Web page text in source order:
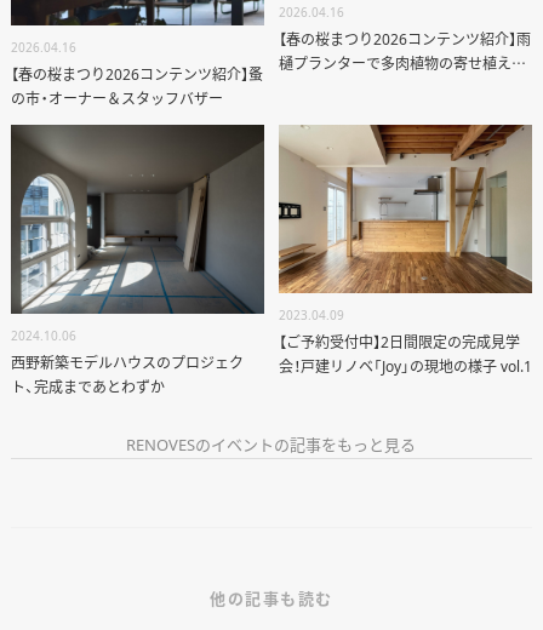
2026.04.16
【春の桜まつり2026コンテンツ紹介】蚤
の市・オーナー＆スタッフバザー
2026.04.16
【春の桜まつり2026コンテンツ紹介】雨
樋プランターで多肉植物の寄せ植え体
2024.10.06
西野新築モデルハウスのプロジェク
ト、完成まであとわずか
2023.04.09
【ご予約受付中】2日間限定の完成見学
会！戸建リノベ「Joy」の現地の様子 vol.1
RENOVESのイベントの記事をもっと見る
他の記事も読む